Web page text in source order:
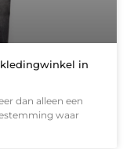
in
dan alleen een
waar